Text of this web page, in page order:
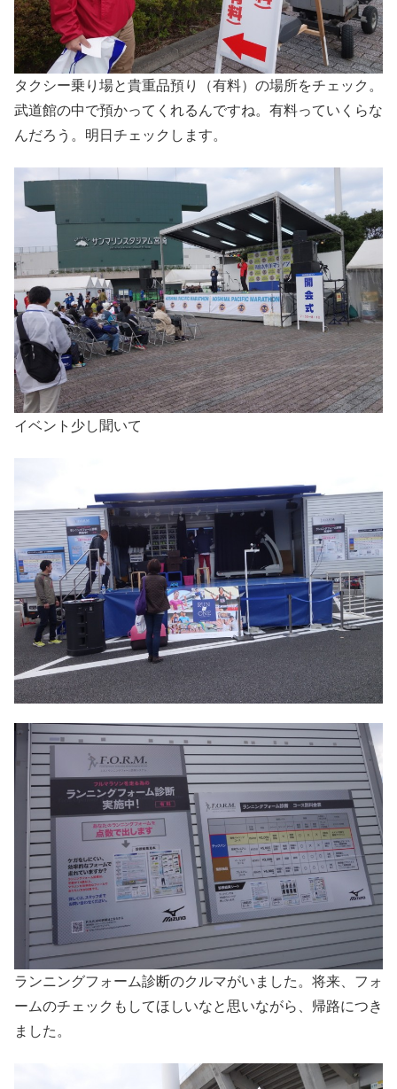
タクシー乗り場と貴重品預り（有料）の場所をチェック。
武道館の中で預かってくれるんですね。有料っていくらな
んだろう。明日チェックします。
イベント少し聞いて
ランニングフォーム診断のクルマがいました。将来、フォ
ームのチェックもしてほしいなと思いながら、帰路につき
ました。